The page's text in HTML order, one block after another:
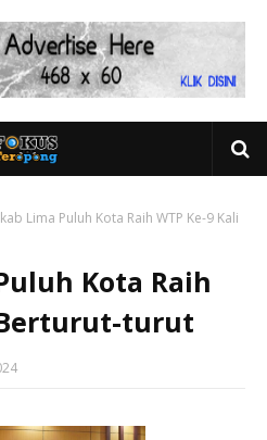
Lima Puluh Kota Raih WTP Ke-9 Kali
Kota Raih
Berturut-turut